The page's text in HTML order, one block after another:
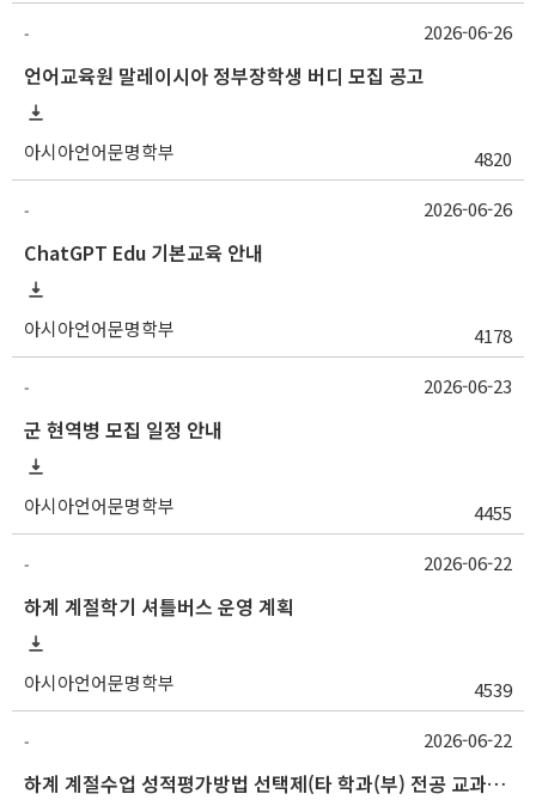
-
언어교육원 말레이시아 정부장학생 버디 모집 공고
아시아언어문명학부 4820
2026-06-26
-
ChatGPT Edu 기본교육 안내
아시아언어문명학부 4178
2026-06-26
-
군 현역병 모집 일정 안내
아시아언어문명학부 4455
2026-06-23
-
하계 계절학기 셔틀버스 운영 계획
아시아언어문명학부 4539
2026-06-22
-
하계 계절수업 성적평가방법 선택제(타 학과(부) 전공 교과목 및 교양 교과목) 신청 기간 안내
2026-06-22